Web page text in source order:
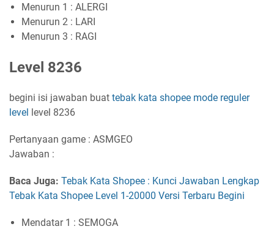
Menurun 1 : ALERGI
Menurun 2 : LARI
Menurun 3 : RAGI
Level 8236
begini isi jawaban buat tebak kata shopee mode reguler
level level 8236
Pertanyaan game : ASMGEO
Jawaban :
Baca Juga: Tebak Kata Shopee : Kunci Jawaban Lengkap
Tebak Kata Shopee Level 1-20000 Versi Terbaru Begini
Mendatar 1 : SEMOGA